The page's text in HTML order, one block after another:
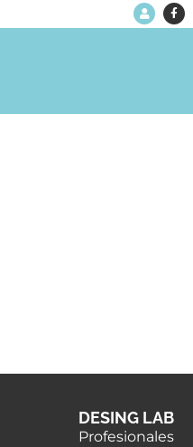
DESING LAB
Profesionales